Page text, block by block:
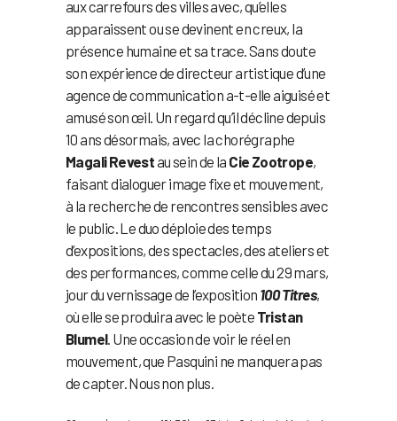
aux carrefours des villes avec, qu’elles
apparaissent ou se devinent en creux, la
présence humaine et sa trace. Sans doute
son expérience de directeur artistique d’une
agence de communication a-t-elle aiguisé et
amusé son œil. Un regard qu’il décline depuis
10 ans désormais, avec la chorégraphe
Magali Revestau sein de la Cie Zootrope,
faisant dialoguer image fixe et mouvement,
à la recherche de rencontres sensibles avec
le public. Le duo déploie des temps
d’expositions, des spectacles, des ateliers et
des performances, comme celle du 29 mars,
jour du vernissage de l’exposition 100 Titres,
où elle se produira avec le poète Tristan
Blumel. Une occasion de voir le réel en
mouvement, que Pasquini ne manquera pas
de capter. Nous non plus.